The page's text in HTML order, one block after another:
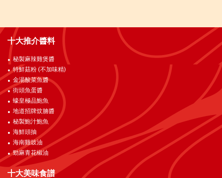
十大推介醬料
秘製麻辣雞煲醬
特鮮菇粉 (不加味精)
金湯酸菜魚醬
街頭魚蛋醬
蠔皇極品鮑魚
地道招牌炆腩醬
秘製鮑汁鮑魚
海鮮頭抽
海南雞豉油
勁麻青花椒油
十大美味食譜